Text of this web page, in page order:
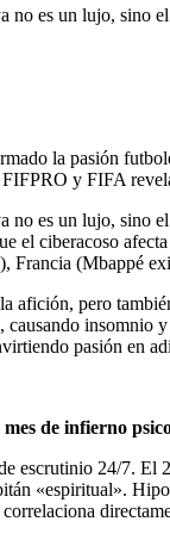
no es un lujo, sino
la pasión
y FIFA
no es un lujo, sino
el ciberacoso
Francia (Mbappé
afición, pero
insomnio
pasión en
de infierno
escrutinio 24/7. El
«espiritual».